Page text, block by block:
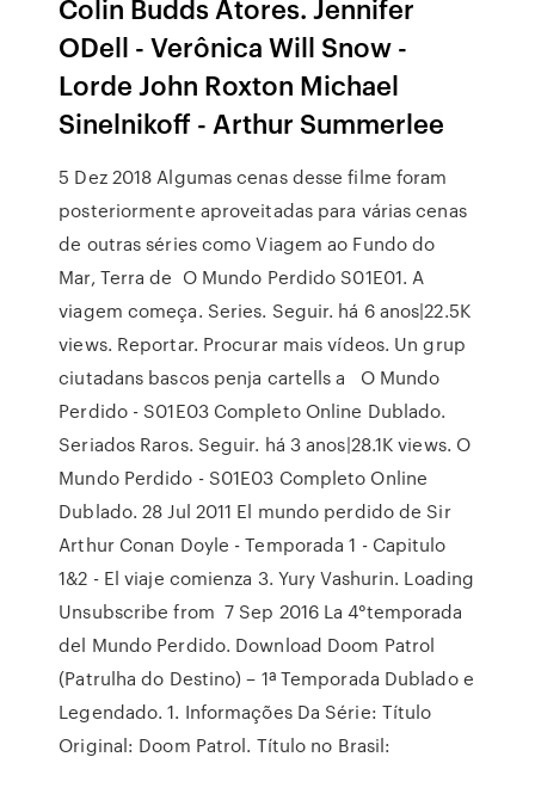
Colin Budds Atores. Jennifer
ODell - Verônica Will Snow -
Lorde John Roxton Michael
Sinelnikoff - Arthur Summerlee
5 Dez 2018 Algumas cenas desse filme foram
posteriormente aproveitadas para várias cenas
de outras séries como Viagem ao Fundo do
Mar, Terra de O Mundo Perdido S01E01. A
viagem começa. Series. Seguir. há 6 anos|22.5K
views. Reportar. Procurar mais vídeos. Un grup
ciutadans bascos penja cartells a O Mundo
Perdido - S01E03 Completo Online Dublado.
Seriados Raros. Seguir. há 3 anos|28.1K views. O
Mundo Perdido - S01E03 Completo Online
Dublado. 28 Jul 2011 El mundo perdido de Sir
Arthur Conan Doyle - Temporada 1 - Capitulo
1&2 - El viaje comienza 3. Yury Vashurin. Loading
Unsubscribe from 7 Sep 2016 La 4°temporada
del Mundo Perdido. Download Doom Patrol
(Patrulha do Destino) – 1ª Temporada Dublado e
Legendado. 1. Informações Da Série: Título
Original: Doom Patrol. Título no Brasil: